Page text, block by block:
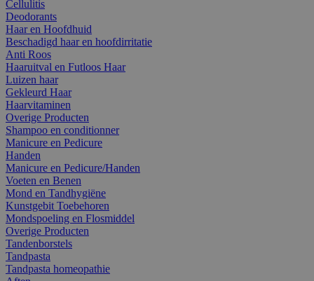
Cellulitis
Deodorants
Haar en Hoofdhuid
Beschadigd haar en hoofdirritatie
Anti Roos
Haaruitval en Futloos Haar
Luizen haar
Gekleurd Haar
Haarvitaminen
Overige Producten
Shampoo en conditionner
Manicure en Pedicure
Handen
Manicure en Pedicure/Handen
Voeten en Benen
Mond en Tandhygiëne
Kunstgebit Toebehoren
Mondspoeling en Flosmiddel
Overige Producten
Tandenborstels
Tandpasta
Tandpasta homeopathie